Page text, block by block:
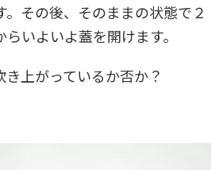
その後、そのままの状態で２
いよいよ蓋を開けます。
上がっているか否か？